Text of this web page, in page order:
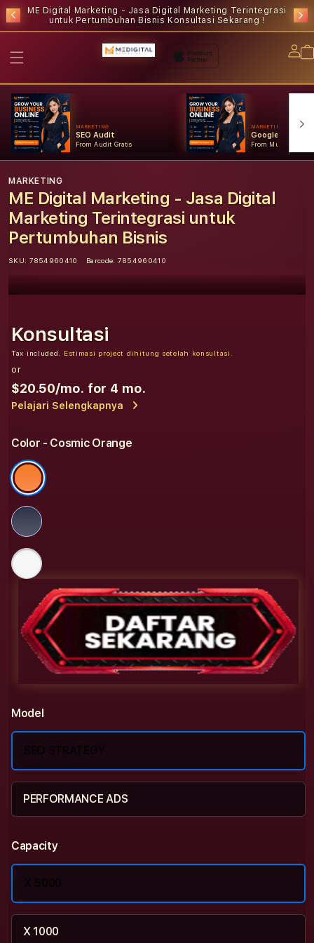
ME Digital Marketing - Jasa Digital Marketing Terintegrasi
untuk Pertumbuhan Bisnis Konsultasi Sekarang !
MARKETING
SEO Audit
From Audit Gratis
MARKETING
Google Ads
From Mulai
MARKETING
ME Digital Marketing - Jasa Digital
Marketing Terintegrasi untuk
Pertumbuhan Bisnis
SKU: 7854960410 Barcode: 7854960410
Konsultasi
Tax included. Estimasi project dihitung setelah konsultasi.
or
$20.50/mo. for 4 mo.
Pelajari Selengkapnya
Color - Cosmic Orange
Model
SEO STRATEGY
PERFORMANCE ADS
Capacity
X 5000
X 1000